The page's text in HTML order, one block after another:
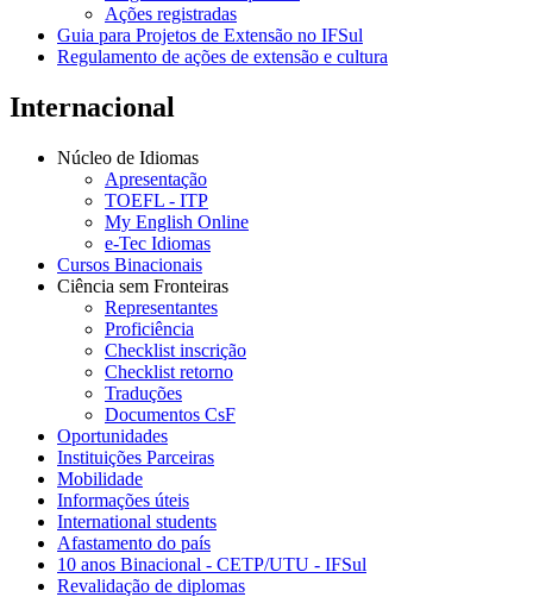
Ações registradas
Guia para Projetos de Extensão no IFSul
Regulamento de ações de extensão e cultura
Internacional
Núcleo de Idiomas
Apresentação
TOEFL - ITP
My English Online
e-Tec Idiomas
Cursos Binacionais
Ciência sem Fronteiras
Representantes
Proficiência
Checklist inscrição
Checklist retorno
Traduções
Documentos CsF
Oportunidades
Instituições Parceiras
Mobilidade
Informações úteis
International students
Afastamento do país
10 anos Binacional - CETP/UTU - IFSul
Revalidação de diplomas